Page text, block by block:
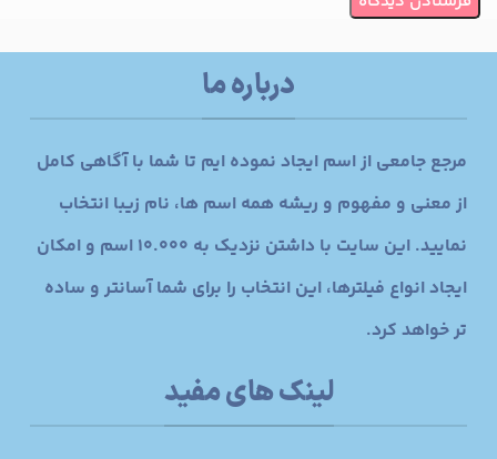
درباره ما
مرجع جامعی از اسم ایجاد نموده ایم تا شما با آگاهی کامل
از معنی و مفهوم و ریشه همه اسم ها، نام زیبا انتخاب
نمایید. این سایت با داشتن نزدیک به 10.000 اسم و امکان
ایجاد انواع فیلترها، این انتخاب را برای شما آسانتر و ساده
تر خواهد کرد.
لینک های مفید